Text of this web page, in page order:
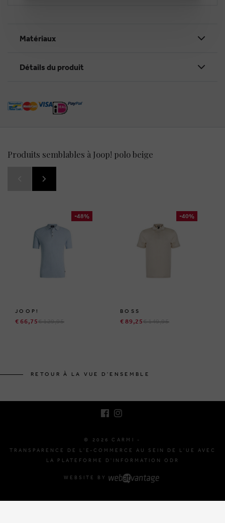
Matériaux
Détails du produit
Produits semblables à Joop! polo beige
-48%
JOOP!
€ 66,75€ 129,95
-40%
BOSS
€ 89,25€ 149,95
RETOUR À LA VUE D'ENSEMBLE
© 2026 CARMI -
TRANSPARENCE DE L'E-COMMERCE AU SEIN DE L'UE AVEC
LA PLATEFORME D'INFORMATION ODR
WEBSITE BY